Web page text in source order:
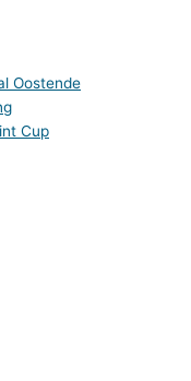
Oostende
Cup